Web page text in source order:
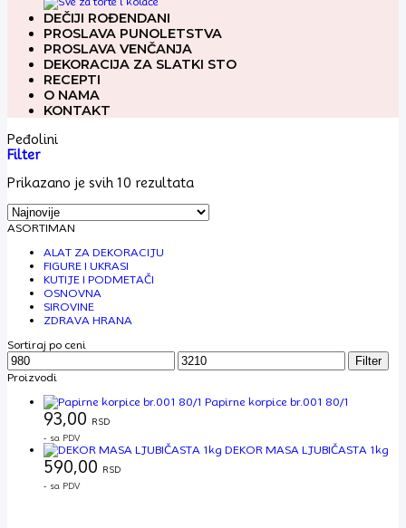
DEČIJI ROĐENDANI
PROSLAVA PUNOLETSTVA
PROSLAVA VENČANJA
DEKORACIJA ZA SLATKI STO
RECEPTI
O NAMA
KONTAKT
Peđolini
Filter
Prikazano je svih 10 rezultata
najnovijem
ASORTIMAN
ALAT ZA DEKORACIJU
FIGURE I UKRASI
KUTIJE I PODMETAČI
OSNOVNA
SIROVINE
ZDRAVA HRANA
Sortiraj po ceni
Minimalna
cena
Maksimalna
cena
Filter
Proizvodi
Papirne korpice br.001 80/1
93,00
RSD
- sa PDV
DEKOR MASA LJUBIČASTA 1kg
590,00
RSD
- sa PDV